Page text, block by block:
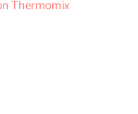
Thermomix